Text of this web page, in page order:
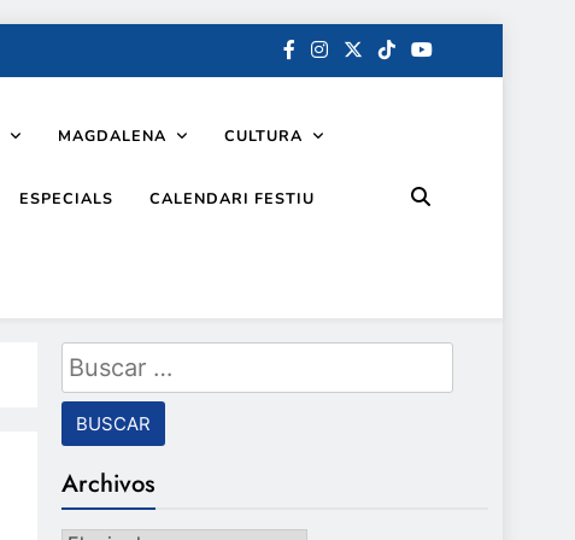
MAGDALENA CULTURA
ESPECIALS CALENDARI FESTIU
Buscar:
Archivos